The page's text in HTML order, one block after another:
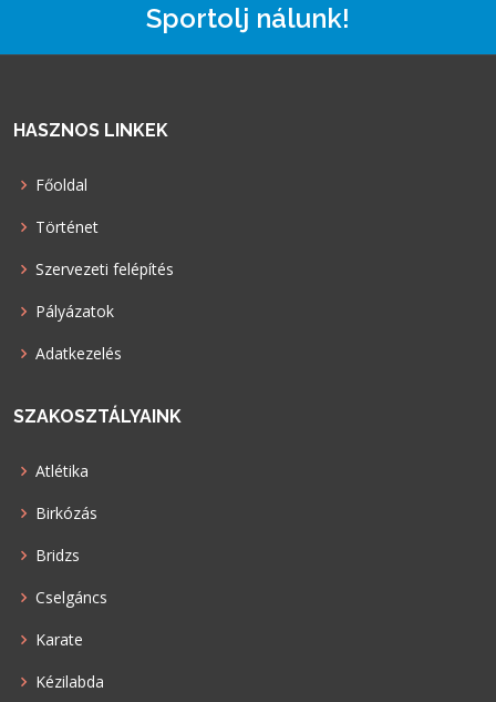
Sportolj nálunk!
HASZNOS LINKEK
Főoldal
Történet
Szervezeti felépítés
Pályázatok
Adatkezelés
SZAKOSZTÁLYAINK
Atlétika
Birkózás
Bridzs
Cselgáncs
Karate
Kézilabda